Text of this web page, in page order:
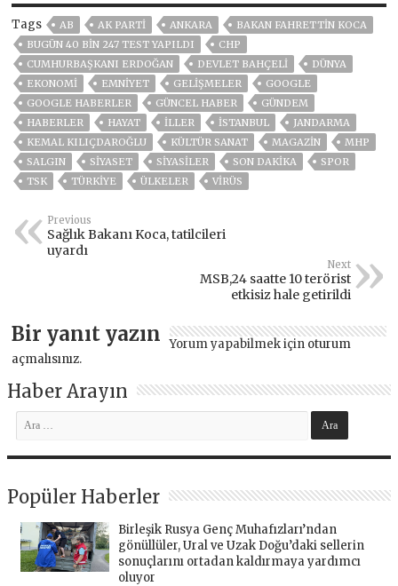
Tags AB AK PARTİ ANKARA
BAKAN FAHRETTIN KOCA
BUGÜN 40 BIN 247 TEST YAPILDI
CHP
CUMHURBAŞKANI ERDOĞAN
DEVLET BAHÇELİ
DÜNYA
EKONOMİ
EMNİYET GELIŞMELER
GOOGLE
GOOGLE HABERLER
GÜNCEL HABER
GÜNDEM
HABERLER
HAYAT İLLER ISTANBUL
JANDARMA
KEMAL KILIÇDAROĞLU
KÜLTÜR SANAT MAGAZİN
MHP
SALGIN
SİYASET SİYASİLER SON DAKIKA
SPOR
TSK
TÜRKİYE ÜLKELER VIRÜS
Previous
Sağlık Bakanı Koca, tatilcileri
uyardı
Next
MSB,24 saatte 10 terörist
etkisiz hale getirildi
Bir yanıt yazın Yorum yapabilmek için oturum
açmalısınız.
Haber Arayın
Popüler Haberler
Birleşik Rusya Genç Muhafızları’ndan
gönüllüler, Ural ve Uzak Doğu’daki sellerin
sonuçlarını ortadan kaldırmaya yardımcı
oluyor